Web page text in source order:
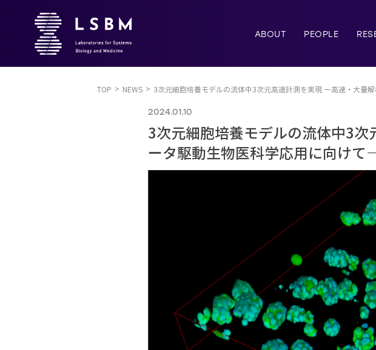
ABOUT PEOPLE
TOP NEWS 3次元細胞培養モデルの流体中3次元高速計測を実現 ―高速・大量
2024.01.10
3次元細胞培養モデルの流体中3
ータ駆動生物医科学応用に向けて